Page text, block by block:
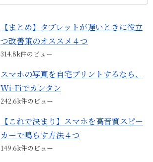
【まとめ】タブレットが遅いときに役立
つ改善策のオススメ４つ
314.8k件のビュー
スマホの写真を自宅プリントするなら、
Wi-Fiでカンタン
242.6k件のビュー
【これで決まり】スマホを高音質スピー
カーで鳴らす方法４つ
149.6k件のビュー